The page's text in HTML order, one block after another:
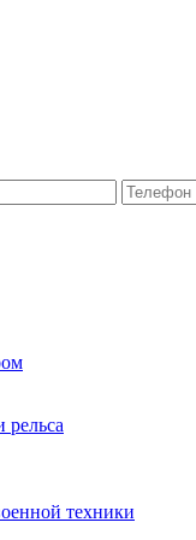
рельса
техники